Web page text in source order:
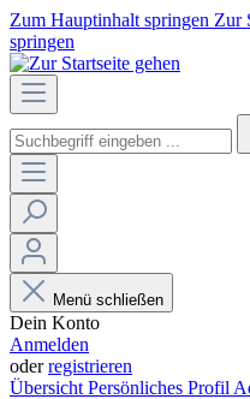
Zum Hauptinhalt springen Zur
springen
Menü schließen
Dein Konto
Anmelden
oderregistrieren
Übersicht Persönliches Profil